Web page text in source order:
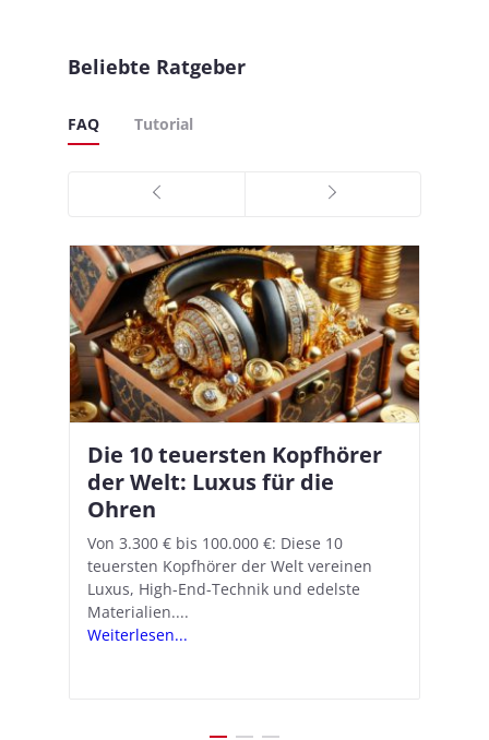
Beliebte Ratgeber
FAQ Tutorial
Die 10 teuersten Kopfhörer
der Welt: Luxus für die
Ohren
Von 3.300 € bis 100.000 €: Diese 10
teuersten Kopfhörer der Welt vereinen
Luxus, High-End-Technik und edelste
Materialien....
Weiterlesen...
Apple AirPods Pro 2 und iOS
18.1: So richtet ihr das neue
Hörgeräte-Feature ein
Mit iOS 18.1 und den AirPods Pro 2
verwandelt Apple seine In-Ear-Kopfhörer
in kostengünstige Hörhilfen. In wenigen
Schritten...
Weiterlesen...